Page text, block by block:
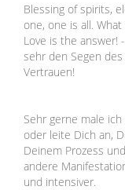
Blessing of spirits,
one, one is all.
Love is the answer!
sehr den Segen
Vertrauen!
Sehr gerne male
oder leite Dich an,
Deinem Prozess
andere
und intensiver.